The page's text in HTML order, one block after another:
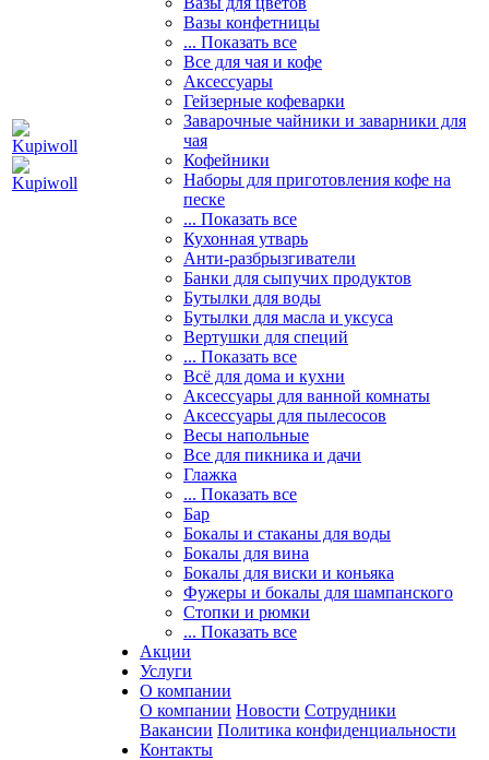
Вазы конфетницы
... Показать все
Все для чая и кофе
Аксессуары
Гейзерные кофеварки
Заварочные чайники и заварники для
чая
Кофейники
Наборы для приготовления кофе на
песке
... Показать все
Кухонная утварь
Анти-разбрызгиватели
Банки для сыпучих продуктов
Бутылки для воды
Бутылки для масла и уксуса
Вертушки для специй
... Показать все
Всё для дома и кухни
Аксессуары для ванной комнаты
Аксессуары для пылесосов
Весы напольные
Все для пикника и дачи
Глажка
... Показать все
Бар
Бокалы и стаканы для воды
Бокалы для вина
Бокалы для виски и коньяка
Фужеры и бокалы для шампанского
Стопки и рюмки
... Показать все
Акции
Услуги
О компании
О компании Новости Сотрудники
Вакансии Политика конфиденциальности
Контакты